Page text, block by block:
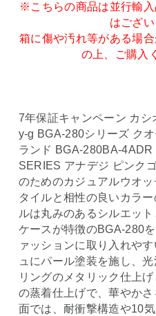
※こちらの商品は並行輸
はござい
箱に傷や汚れ等がある場
の上、ご購入
7年保証キャンペーン カ
y-g BGA-280シリーズ ク
ランド BGA-280BA-
SERIES アナデジ ピンク
のためのカジュアルウオ
タイルと相性の良いカラ
ルは丸みのあるシルエッ
ケースが特徴のBGA-280
ァッションに取り入れや
ュにパール塗装を施し、
リングのメタリック仕上
の蒸着仕上げで、華やか
面では、耐衝撃構造や10